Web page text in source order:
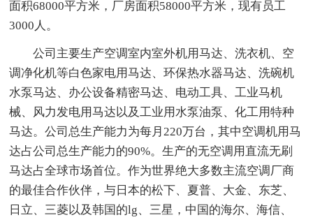
面积68000平方米，厂房面积58000平方米，现有员工
3000人。
公司主要生产空调室内室外机用马达、洗衣机、空
调净化机等白色家电用马达、环保热水器马达、洗碗机
水泵马达、办公设备精密马达、电动工具、工业马机
械、风力发电用马达以及工业用水泵油泵、化工用特种
马达。公司总生产能力为每月220万台，其中空调机用马
达占公司总生产能力的90%。生产的无空调用直流无刷
马达占全球市场首位。作为世界绝大多数主流空调厂商
的最佳合作伙伴，与日本的松下、夏普、大金、东芝、
日立、三菱以及韩国的lg、三星，中国的海尔、海信、